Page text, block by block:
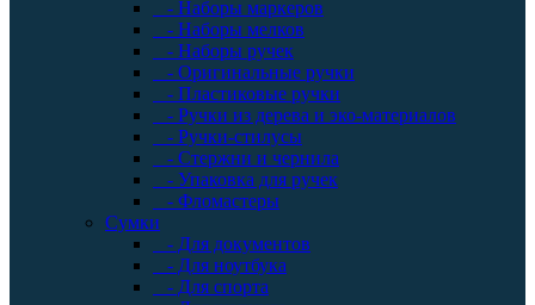
- Наборы маркеров
- Наборы мелков
- Наборы ручек
- Оригинальные ручки
- Пластиковые ручки
- Ручки из дерева и эко-материалов
- Ручки-стилусы
- Стержни и чернила
- Упаковка для ручек
- Фломастеры
Сумки
- Для документов
- Для ноутбука
- Для спорта